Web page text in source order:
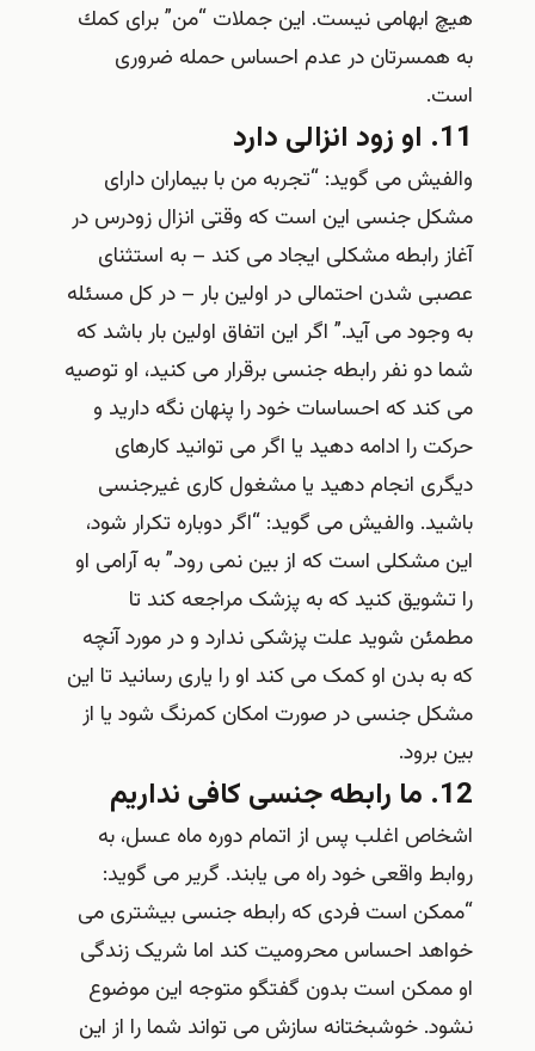
هیچ ابهامی نیست. این جملات “من” برای كمك
به همسرتان در عدم احساس حمله ضروری
است.
11. او زود انزالی دارد
والفیش می گوید: “تجربه من با بیماران دارای
مشکل جنسی این است که وقتی انزال زودرس در
آغاز رابطه مشکلی ایجاد می کند – به استثنای
عصبی شدن احتمالی در اولین بار – در کل مسئله
به وجود می آید.” اگر این اتفاق اولین بار باشد که
شما دو نفر رابطه جنسی برقرار می کنید، او توصیه
می کند که احساسات خود را پنهان نگه دارید و
حرکت را ادامه دهید یا اگر می توانید کارهای
دیگری انجام دهید یا مشغول کاری غیرجنسی
باشید. والفیش می گوید: “اگر دوباره تکرار شود،
این مشکلی است که از بین نمی رود.” به آرامی او
را تشویق کنید که به پزشک مراجعه کند تا
مطمئن شوید علت پزشکی ندارد و در مورد آنچه
که به بدن او کمک می کند او را یاری رسانید تا این
مشکل جنسی در صورت امکان کمرنگ شود یا از
بین برود.
12. ما رابطه جنسی کافی نداریم
اشخاص اغلب پس از اتمام دوره ماه عسل، به
روابط واقعی خود راه می یابند. گریر می گوید:
“ممکن است فردی که رابطه جنسی بیشتری می
خواهد احساس محرومیت کند اما شریک زندگی
او ممکن است بدون گفتگو متوجه این موضوع
نشود. خوشبختانه سازش می تواند شما را از این